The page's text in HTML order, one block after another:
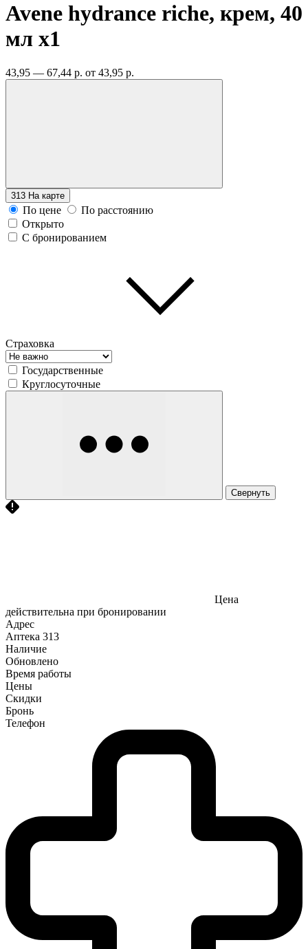
Avene hydrance riche, крем, 40
мл x1
43,95 — 67,44 р. от 43,95 р.
313 На карте
По цене
По расстоянию
Открыто
С бронированием
Страховка
Государственные
Круглосуточные
Свернуть
Цена
действительна при бронировании
Адрес
Аптека 313
Наличие
Обновлено
Время работы
Цены
Скидки
Бронь
Телефон